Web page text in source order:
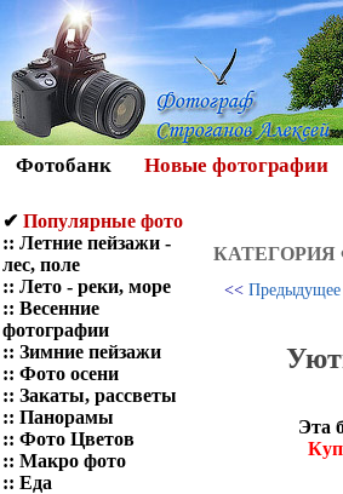
Фотобанк Новые фотографии
✔ Популярные фото
:: Летние пейзажи -
лес, поле
:: Лето - реки, море
:: Весенние
фотографии
:: Зимние пейзажи
:: Фото осени
:: Закаты, рассветы
:: Панорамы
:: Фото Цветов
:: Макро фото
:: Еда
КАТЕГОРИЯ
<<
Эта